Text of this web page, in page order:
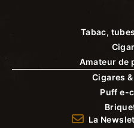
Tabac,
Amateur de
Cigares
Puff e-
La